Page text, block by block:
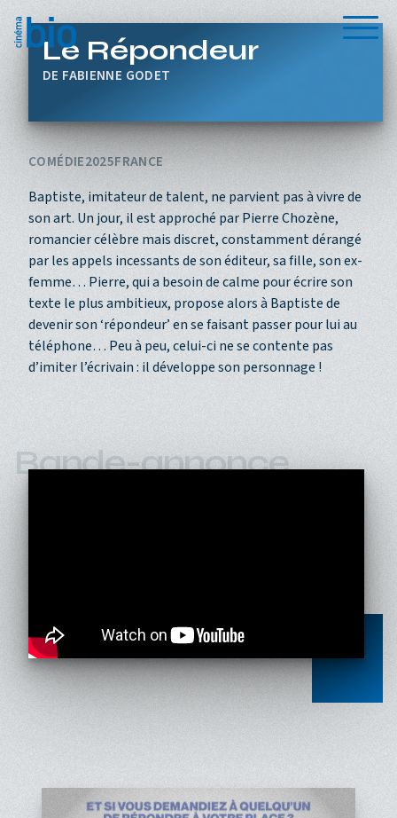
Le Répondeur
FABIENNE GODET
COMÉDIE2025FRANCE
Baptiste, imitateur de talent, ne parvient pas à vivre de
son art. Un jour, il est approché par Pierre Chozène,
romancier célèbre mais discret, constamment dérangé
par les appels incessants de son éditeur, sa fille, son ex-
femme… Pierre, qui a besoin de calme pour écrire son
texte le plus ambitieux, propose alors à Baptiste de
devenir son ‘répondeur’ en se faisant passer pour lui au
téléphone… Peu à peu, celui-ci ne se contente pas
d’imiter l’écrivain : il développe son personnage !
Bande-annonce